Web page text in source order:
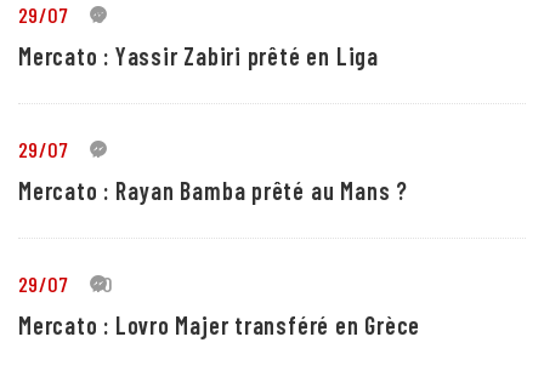
29/07 5
Mercato : Yassir Zabiri prêté en Liga
29/07 1
Mercato : Rayan Bamba prêté au Mans ?
29/07 10
Mercato : Lovro Majer transféré en Grèce